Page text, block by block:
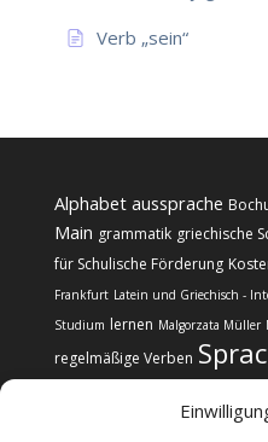
Verb „sein“
Alphabet aussprache
Main grammatik griechische
für Schulische Förderung
Frankfurt Latein und Griechisch -
Studium lernen Malgorzata Müller
regelmäßige Verben